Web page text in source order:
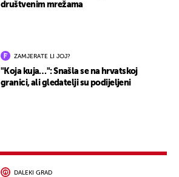
društvenim mrežama
ZAMJERATE LI JOJ?
"Koja kuja…": Snašla se na hrvatskoj
granici, ali gledatelji su podijeljeni
DALEKI GRAD